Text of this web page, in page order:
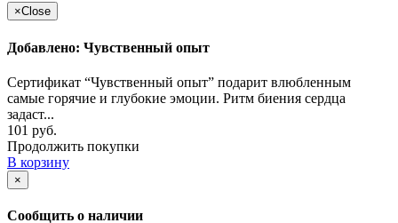
×Close
Добавлено: Чувственный опыт
Сертификат “Чувственный опыт” подарит влюбленным
самые горячие и глубокие эмоции. Ритм биения сердца
задаст...
101 руб.
Продолжить покупки
В корзину
×
Сообщить о наличии